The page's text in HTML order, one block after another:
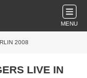
MENU
2008
LIVE IN